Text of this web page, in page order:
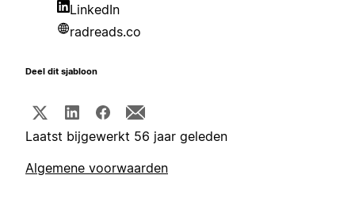
LinkedIn
radreads.co
Deel dit sjabloon
Laatst bijgewerkt 56 jaar geleden
Algemene voorwaarden